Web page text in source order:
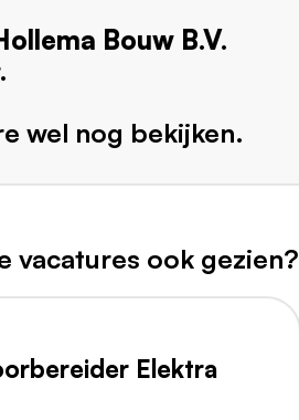
Bouw B.V.
wel nog bekijken.
vacatures ook gezien?
Elektra